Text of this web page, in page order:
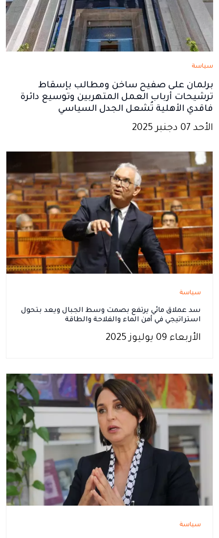
سياسة
برلمان على صفيح ساخن ومطالب بإسقاط
ترشيحات أرباب العمل المتهربين وتوسيع دائرة
فاقدي الأهلية تُشعل الجدل السياسي
الأحد 07 دجنبر 2025
سياسة
سد عملاق مائي يرتفع بصمت وسط الجبال ويعد بتحول
استراتيجي في أمن الماء والفلاحة والطاقة
الأربعاء 09 يوليوز 2025
سياسة